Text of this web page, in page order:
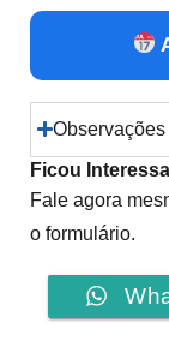
Observações
Ficou
Fale agora
o formulário.